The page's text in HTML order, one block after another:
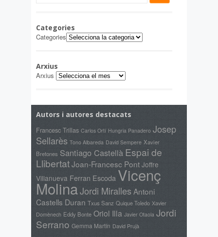
Categories
Categories
Arxius
Arxius
Autors i autores destacats
Francesc Trillas Carlos Ortí Hungria Panadero Josep
Sellarès Tono Albareda David Sempere Xavier
Bretones Santiago Castellà Espai de
LlibertatJoan-Francesc Pont Joffre
Villanueva Ferran Escoda Vicenç
MolinaJordi MirallesAntoni
Castells Duran Txus Sanz Quique Toledo Xavier
Domènech Eddy Bonte Oriol Illa Javier Otaola Jordi
Serrano Gemma Martín David Prujà